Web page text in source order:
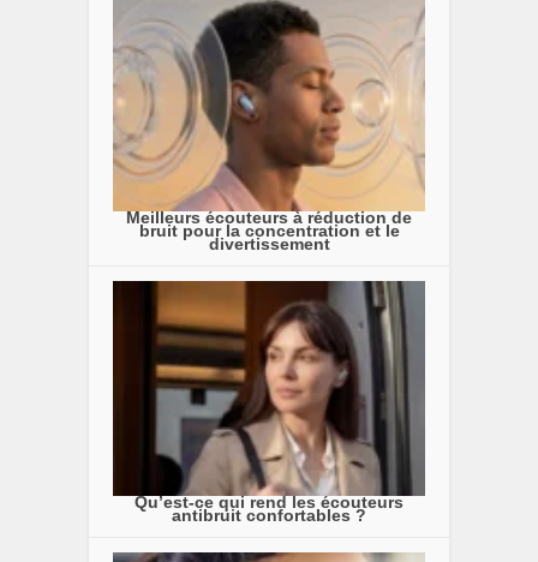
Meilleurs écouteurs à réduction de
bruit pour la concentration et le
divertissement
Qu’est-ce qui rend les écouteurs
antibruit confortables ?